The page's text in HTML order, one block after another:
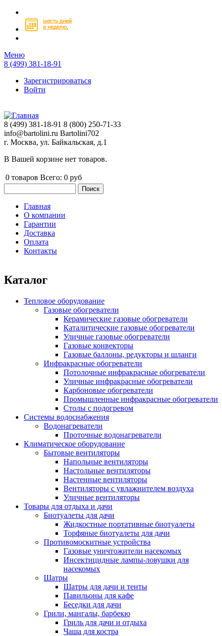
Перейти к основному содержанию
Меню
8 (499) 381-18-91
Зарегистрироваться
Войти
8 (499) 381-18-91 8 (800) 250-71-33
info@bartolini.ru Bartolini702
г. Москва, ул. Байкальская, д.1
В Вашей корзине нет товаров.
0 товаров Всего: 0 руб
Главное меню
Главная
О компании
Гарантии
Доставка
Оплата
Контакты
Каталог
Тепловое оборудование
Газовые обогреватели
Керамические газовые обогреватели
Каталитические газовые обогреватели
Уличные газовые обогреватели
Газовые конвекторы
Газовые баллоны, редукторы и шланги
Инфракрасные обогреватели
Потолочные инфракрасные обогреватели
Уличные инфракрасные обогреватели
Карбоновые обогреватели
Промышленные инфракрасные обогреватели
Столы с подогревом
Системы водоснабжения
Водонагреватели
Проточные водонагреватели
Климатическое оборудование
Бытовые вентиляторы
Напольные вентиляторы
Настольные вентиляторы
Настенные вентиляторы
Вентиляторы с увлажнителем воздуха
Уличные вентиляторы
Товары для отдыха и дачи
Биотуалеты для дачи
Жидкостные портативные биотуалеты
Торфяные биотуалеты для дачи
Противомоскитные устройства
Газовые уничтожители насекомых
Инсектицидные лампы-ловушки для
насекомых
Шатры
Шатры для дачи и тенты
Павильоны для кафе
Беседки для дачи
Грили, мангалы, барбекю
Гриль для дачи и отдыха
Чаша для костра